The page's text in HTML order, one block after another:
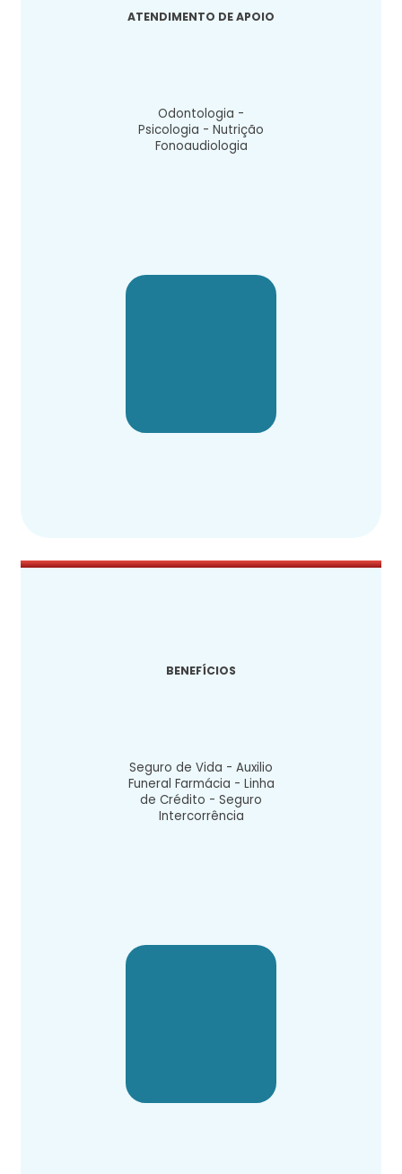
ATENDIMENTO DE APOIO
Odontologia -
Psicologia - Nutrição
Fonoaudiologia
BENEFÍCIOS
Seguro de Vida - Auxilio
Funeral Farmácia - Linha
de Crédito - Seguro
Intercorrência